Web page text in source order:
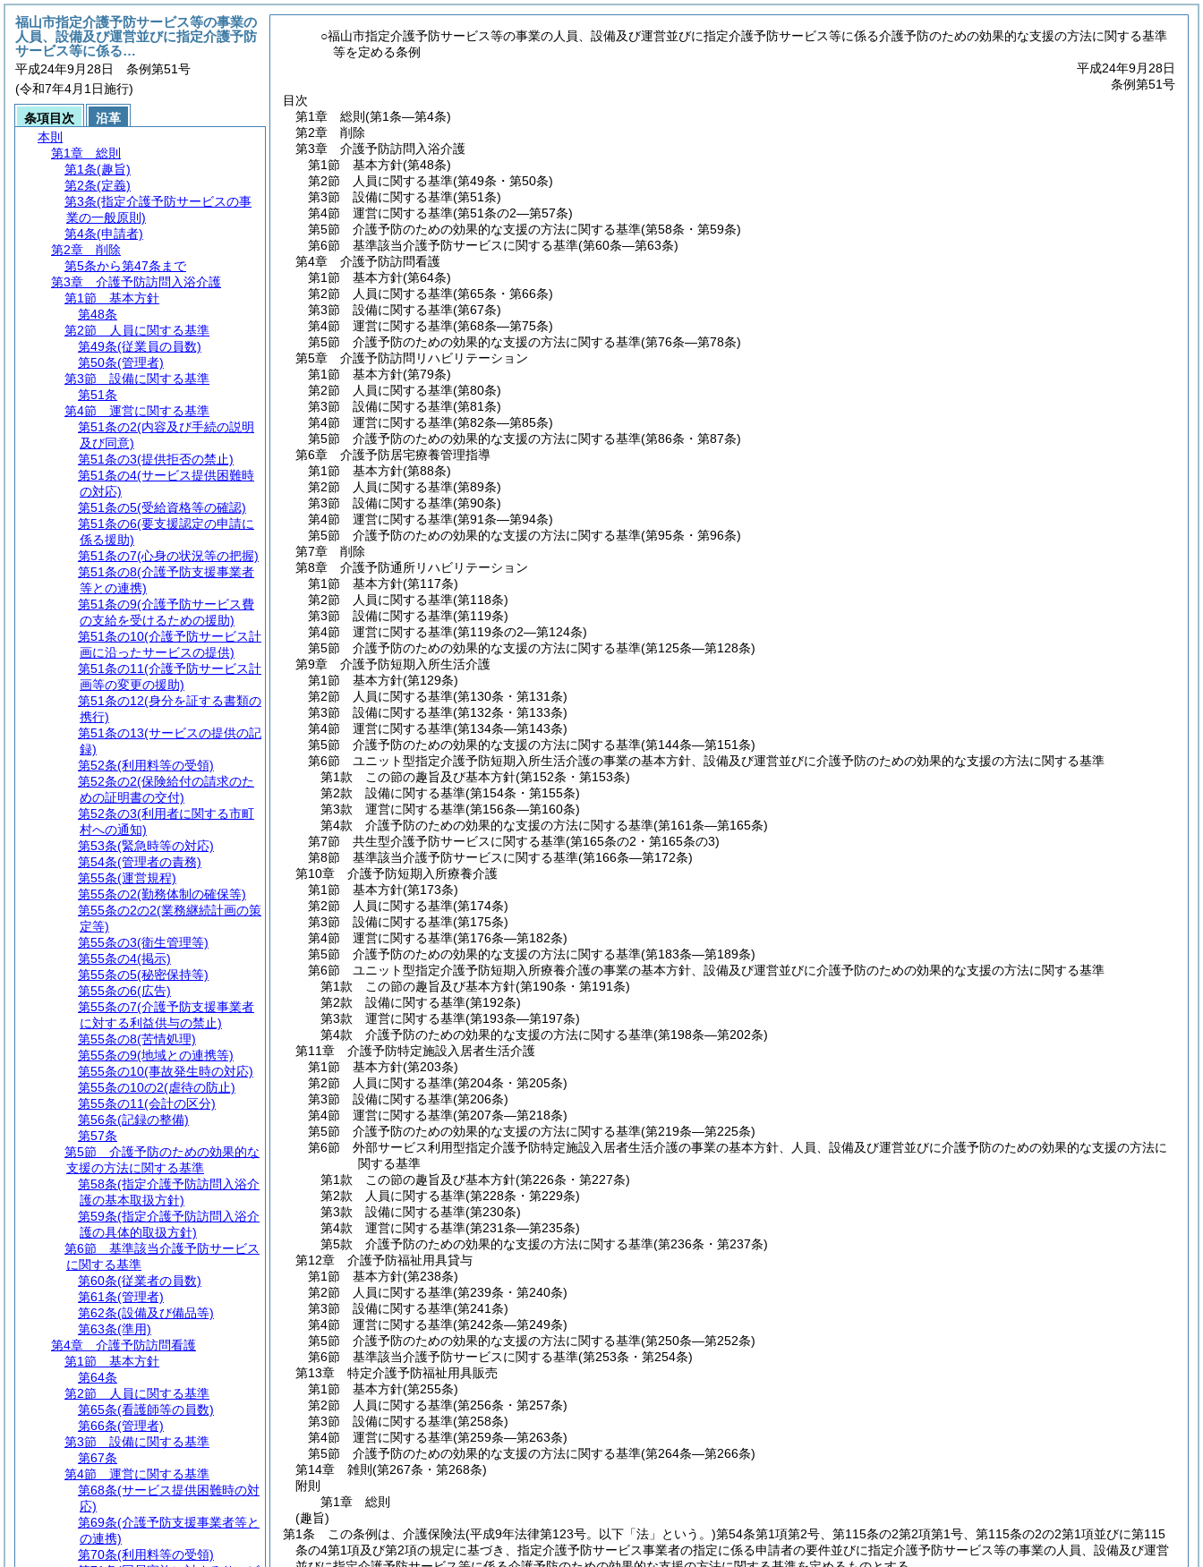
○福山市指定介護予防サービス等の事業の人員、設備及び運営並びに指定介護予防サービス等に係る介護予防のための効果的な支援の方法に関する基準
等を定める条例
平成24年9月28日
条例第51号
目次
第1章
総則 (第1条―第4条)
第2章
削除
第3章
介護予防訪問入浴介護
第1節
基本方針(第48条)
第2節
人員に関する基準(第49条・第50条)
第3節
設備に関する基準(第51条)
第4節
運営に関する基準(第51条の2―第57条)
第5節
介護予防のための効果的な支援の方法に関する基準(第58条・第59条)
第6節
基準該当介護予防サービスに関する基準(第60条―第63条)
第4章
介護予防訪問看護
第1節
基本方針(第64条)
第2節
人員に関する基準(第65条・第66条)
第3節
設備に関する基準(第67条)
第4節
運営に関する基準(第68条―第75条)
第5節
介護予防のための効果的な支援の方法に関する基準(第76条―第78条)
第5章
介護予防訪問リハビリテーション
第1節
基本方針(第79条)
第2節
人員に関する基準(第80条)
第3節
設備に関する基準(第81条)
第4節
運営に関する基準(第82条―第85条)
第5節
介護予防のための効果的な支援の方法に関する基準(第86条・第87条)
第6章
介護予防居宅療養管理指導
第1節
基本方針(第88条)
第2節
人員に関する基準(第89条)
第3節
設備に関する基準(第90条)
第4節
運営に関する基準(第91条―第94条)
第5節
介護予防のための効果的な支援の方法に関する基準(第95条・第96条)
第7章
削除
第8章
介護予防通所リハビリテーション
第1節
基本方針(第117条)
第2節
人員に関する基準(第118条)
第3節
設備に関する基準(第119条)
第4節
運営に関する基準(第119条の2―第124条)
第5節
介護予防のための効果的な支援の方法に関する基準(第125条―第128条)
第9章
介護予防短期入所生活介護
第1節
基本方針(第129条)
第2節
人員に関する基準(第130条・第131条)
第3節
設備に関する基準(第132条・第133条)
第4節
運営に関する基準(第134条―第143条)
第5節
介護予防のための効果的な支援の方法に関する基準(第144条―第151条)
第6節
ユニット型指定介護予防短期入所生活介護の事業の基本方針、設備及び運営並びに介護予防のための効果的な支援の方法に関する基準
第1款
この節の趣旨及び基本方針(第152条・第153条)
第2款
設備に関する基準(第154条・第155条)
第3款
運営に関する基準(第156条―第160条)
第4款
介護予防のための効果的な支援の方法に関する基準(第161条―第165条)
第7節
共生型介護予防サービスに関する基準(第165条の2・第165条の3)
第8節
基準該当介護予防サービスに関する基準(第166条―第172条)
第10章
介護予防短期入所療養介護
第1節
基本方針(第173条)
第2節
人員に関する基準(第174条)
第3節
設備に関する基準(第175条)
第4節
運営に関する基準(第176条―第182条)
第5節
介護予防のための効果的な支援の方法に関する基準(第183条―第189条)
第6節
ユニット型指定介護予防短期入所療養介護の事業の基本方針、設備及び運営並びに介護予防のための効果的な支援の方法に関する基準
第1款
この節の趣旨及び基本方針(第190条・第191条)
第2款
設備に関する基準(第192条)
第3款
運営に関する基準(第193条―第197条)
第4款
介護予防のための効果的な支援の方法に関する基準(第198条―第202条)
第11章
介護予防特定施設入居者生活介護
第1節
基本方針(第203条)
第2節
人員に関する基準(第204条・第205条)
第3節
設備に関する基準(第206条)
第4節
運営に関する基準(第207条―第218条)
第5節
介護予防のための効果的な支援の方法に関する基準(第219条―第225条)
第6節
外部サービス利用型指定介護予防特定施設入居者生活介護の事業の基本方針、人員、設備及び運営並びに介護予防のための効果的な支援の方法に
関する基準
第1款
この節の趣旨及び基本方針(第226条・第227条)
第2款
人員に関する基準(第228条・第229条)
第3款
設備に関する基準(第230条)
第4款
運営に関する基準(第231条―第235条)
第5款
介護予防のための効果的な支援の方法に関する基準(第236条・第237条)
第12章
介護予防福祉用具貸与
第1節
基本方針(第238条)
第2節
人員に関する基準(第239条・第240条)
第3節
設備に関する基準(第241条)
第4節
運営に関する基準(第242条―第249条)
第5節
介護予防のための効果的な支援の方法に関する基準(第250条―第252条)
第6節
基準該当介護予防サービスに関する基準(第253条・第254条)
第13章
特定介護予防福祉用具販売
第1節
基本方針(第255条)
第2節
人員に関する基準(第256条・第257条)
第3節
設備に関する基準(第258条)
第4節
運営に関する基準(第259条―第263条)
第5節
介護予防のための効果的な支援の方法に関する基準(第264条―第266条)
第14章
雑則 (第267条・第268条)
附則
第1章
総則
(趣旨)
第1条
この条例は、介護保険法(平成9年法律第123号。以下「法」という。)第54条第1項第2号、第115条の2第2項第1号、第115条の2の2第1項並びに第115
条の4第1項及び第2項の規定に基づき、指定介護予防サービス事業者の指定に係る申請者の要件並びに指定介護予防サービス等の事業の人員、設備及び運営
福山市指定介護予防サービス等の事業の
人員、設備及び運営並びに指定介護予防
サービス等に係る…
平成24年9月28日 条例第51号
(令和7年4月1日施行)
条項目次
沿革
本則
第1章
総則
第1条(趣旨)
第2条(定義)
第3条(指定介護予防サービスの事
業の一般原則)
第4条(申請者)
第2章
削除
第5条から第47条まで
第3章
介護予防訪問入浴介護
第1節
基本方針
第48条
第2節
人員に関する基準
第49条(従業員の員数)
第50条(管理者)
第3節
設備に関する基準
第51条
第4節
運営に関する基準
第51条の2(内容及び手続の説明
及び同意)
第51条の3(提供拒否の禁止)
第51条の4(サービス提供困難時
の対応)
第51条の5(受給資格等の確認)
第51条の6(要支援認定の申請に
係る援助)
第51条の7(心身の状況等の把握)
第51条の8(介護予防支援事業者
等との連携)
第51条の9(介護予防サービス費
の支給を受けるための援助)
第51条の10(介護予防サービス計
画に沿ったサービスの提供)
第51条の11(介護予防サービス計
画等の変更の援助)
第51条の12(身分を証する書類の
携行)
第51条の13(サービスの提供の記
録)
第52条(利用料等の受領)
第52条の2(保険給付の請求のた
めの証明書の交付)
第52条の3(利用者に関する市町
村への通知)
第53条(緊急時等の対応)
第54条(管理者の責務)
第55条(運営規程)
第55条の2(勤務体制の確保等)
第55条の2の2(業務継続計画の策
定等)
第55条の3(衛生管理等)
第55条の4(掲示)
第55条の5(秘密保持等)
第55条の6(広告)
第55条の7(介護予防支援事業者
に対する利益供与の禁止)
第55条の8(苦情処理)
第55条の9(地域との連携等)
第55条の10(事故発生時の対応)
第55条の10の2(虐待の防止)
第55条の11(会計の区分)
第56条(記録の整備)
第57条
第5節
介護予防のための効果的な
支援の方法に関する基準
第58条(指定介護予防訪問入浴介
護の基本取扱方針)
第59条(指定介護予防訪問入浴介
護の具体的取扱方針)
第6節
基準該当介護予防サービス
に関する基準
第60条(従業者の員数)
第61条(管理者)
第62条(設備及び備品等)
第63条(準用)
第4章
介護予防訪問看護
第1節
基本方針
第64条
第2節
人員に関する基準
第65条(看護師等の員数)
第66条(管理者)
第3節
設備に関する基準
第67条
第4節
運営に関する基準
第68条(サービス提供困難時の対
応)
第69条(介護予防支援事業者等と
の連携)
第70条(利用料等の受領)